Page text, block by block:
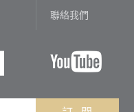
聯絡我們